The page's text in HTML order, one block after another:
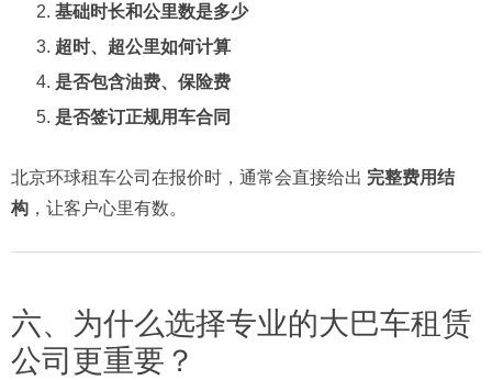
基础时长和公里数是多少
超时、超公里如何计算
是否包含油费、保险费
是否签订正规用车合同
北京环球租车公司在报价时，通常会直接给出 完整费用结
构 ，让客户心里有数。
六、为什么选择专业的大巴车租赁
公司更重要？